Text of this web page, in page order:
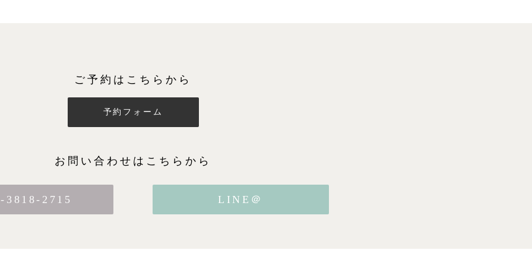
ご予約はこちらから
予約フォーム
お問い合わせはこちらから
3818-2715 LINE＠